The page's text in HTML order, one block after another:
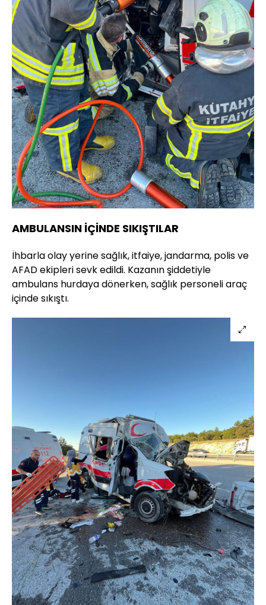
AMBULANSIN İÇİNDE SIKIŞTILAR
İhbarla olay yerine sağlık, itfaiye, jandarma, polis ve
AFAD ekipleri sevk edildi. Kazanın şiddetiyle
ambulans hurdaya dönerken, sağlık personeli araç
içinde sıkıştı.